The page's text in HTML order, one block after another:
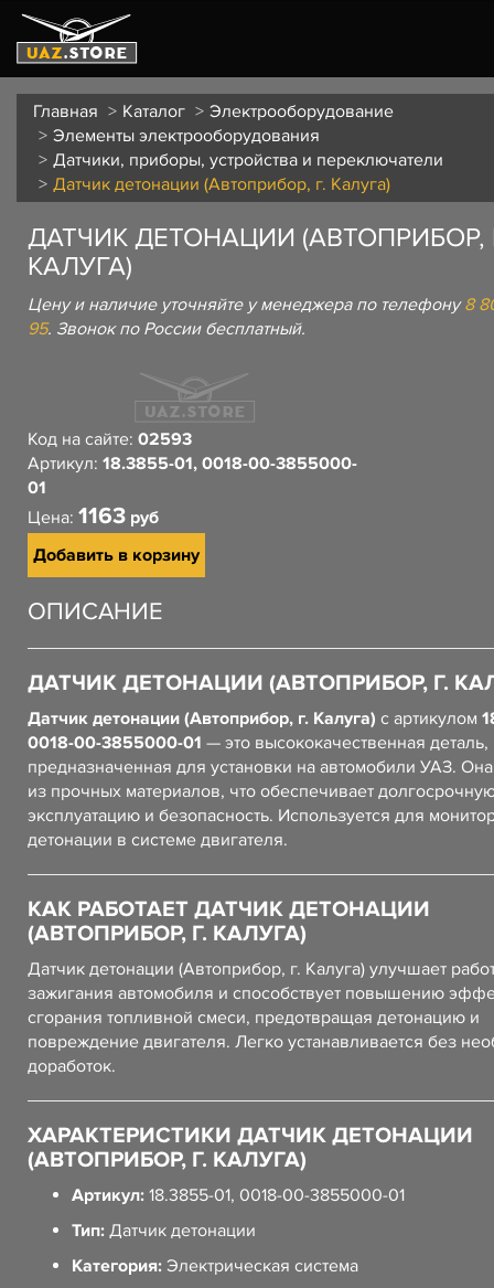
Главная Каталог
Электрооборудование
Элементы электрооборудования
Датчики, приборы, устройства и переключатели
Датчик детонации (Автоприбор, г. Калуга)
ДАТЧИК ДЕТОНАЦИИ (АВТОПРИБОР,
КАЛУГА)
Цену и наличие уточняйте у менеджера по телефону8
95. Звонок по России бесплатный.
Код на сайте: 02593
Артикул: 18.3855-01, 0018-00-3855000-
01
Цена: 1163 руб
Добавить в корзину
ОПИСАНИЕ
ДАТЧИК ДЕТОНАЦИИ (АВТОПРИБОР, Г.
Датчик детонации (Автоприбор, г. Калуга) с артикулом
0018-00-3855000-01 — это высококачественная деталь,
предназначенная для установки на автомобили УАЗ.
из прочных материалов, что обеспечивает
эксплуатацию и безопасность. Используется для
детонации в системе двигателя.
КАК РАБОТАЕТ ДАТЧИК ДЕТОНАЦИИ
(АВТОПРИБОР, Г. КАЛУГА)
Датчик детонации (Автоприбор, г. Калуга) улучшает
зажигания автомобиля и способствует повышению
сгорания топливной смеси, предотвращая детонацию и
повреждение двигателя. Легко устанавливается без
доработок.
ХАРАКТЕРИСТИКИ ДАТЧИК ДЕТОНАЦИИ
(АВТОПРИБОР, Г. КАЛУГА)
Артикул: 18.3855-01, 0018-00-3855000-01
Тип: Датчик детонации
Категория: Электрическая система